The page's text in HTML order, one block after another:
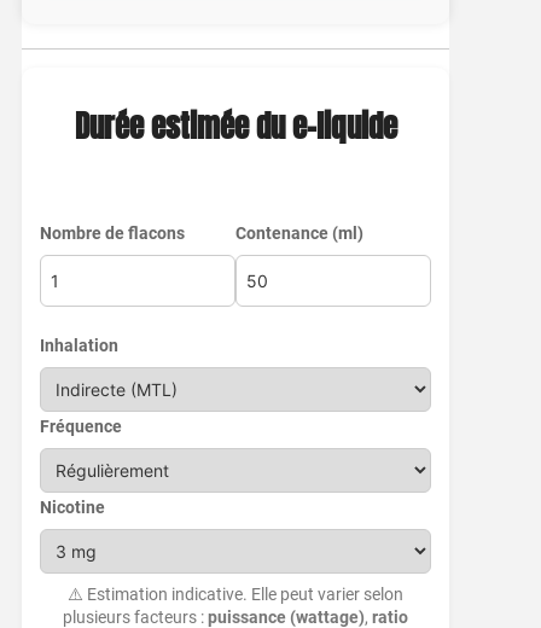
Durée estimée du e-liquide
Nombre de flacons Contenance (ml)
Inhalation
Fréquence
Nicotine
⚠️ Estimation indicative. Elle peut varier selon
plusieurs facteurs :puissance (wattage),ratio